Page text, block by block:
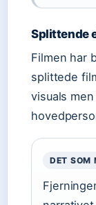
Splittende
Filmen har
splittede
visuals
DET SOM